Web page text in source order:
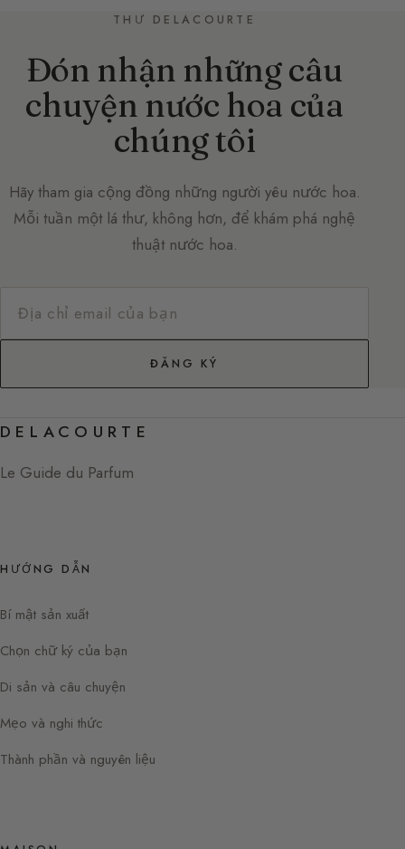
THƯ DELACOURTE
Đón nhận những câu
chuyện nước hoa của
chúng tôi
Hãy tham gia cộng đồng những người yêu nước hoa.
Mỗi tuần một lá thư, không hơn, để khám phá nghệ
thuật nước hoa.
ĐĂNG KÝ
DELACOURTE
Le Guide du Parfum
HƯỚNG DẪN
Bí mật sản xuất
Chọn chữ ký của bạn
Di sản và câu chuyện
Mẹo và nghi thức
Thành phần và nguyên liệu